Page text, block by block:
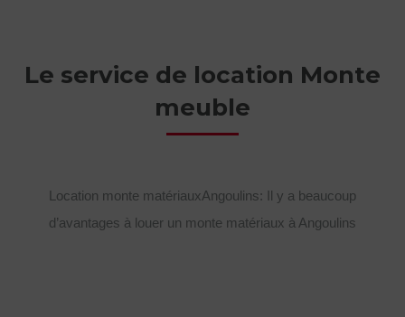
Le service de location Monte
meuble
Location monte matériauxAngoulins: Il y a beaucoup
d’avantages à louer un monte matériaux à Angoulins